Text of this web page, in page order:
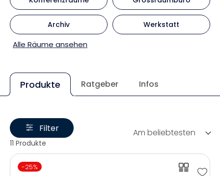
Archiv Werkstatt
Alle Räume ansehen
Produkte Ratgeber Infos
Filter
11 Produkte
Am beliebtesten
-25%